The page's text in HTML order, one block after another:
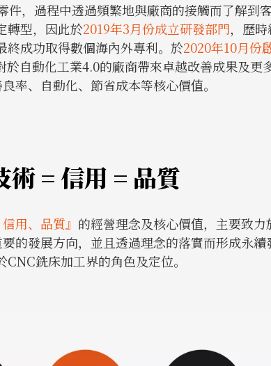
，過程中透過頻繁地與廠商的接觸而了解到
轉型，因此於2019年3月份成立研發部門，歷
終成功取得數個海內外專利。於2020年10月份
自動化工業4.0的廠商帶來卓越改善成果及更
率、自動化、節省成本等核心價值。
術 = 信用 = 品質
信用、品質』 的經營理念及核心價值，主要致
的發展方向，並且透過理念的落實而形成永
CNC銑床加工界的角色及定位。